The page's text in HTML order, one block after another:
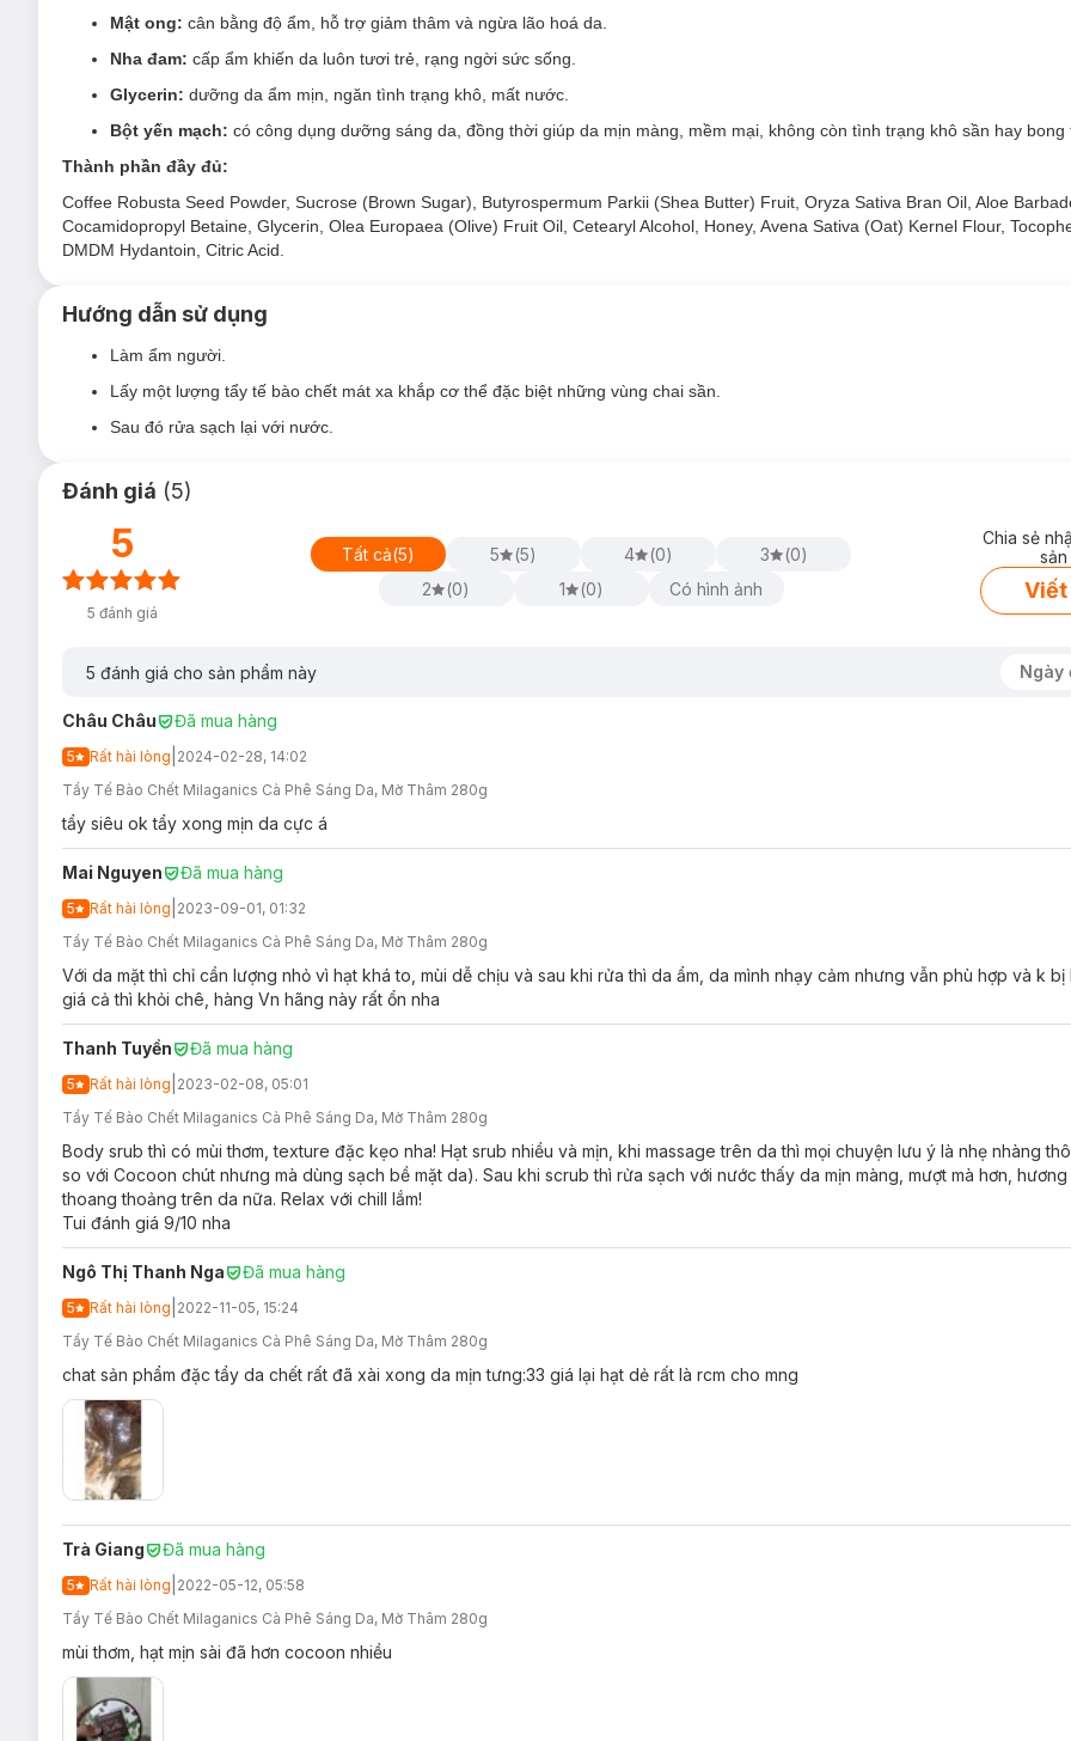
Sản phẩm phù hợp với mọi loại da.
Giải pháp cho tình trạng da:
Daxỉn màu & thâm sạm.
Ưu thế nổi bật:
Thành phầncà phêhạt mịn
màng và tươi sáng.
Thành phần tự nhiên như dầuOlive, dầu Cám Gạo, Vitamin E, Glycerin, Mật Ongvà nước Nha đamgiữ cho làn da đủ ẩm,
mịn, căng mướt.
Bột Yến Mạch, Vitamin E, dầu Olive, dầu Cám Gạo, Mật Ong
nhăn, lão hóa da.
Kết cấu hạt siêu mịn lấy đi tế bào chết một cách nhẹ nhàng mà không hề gay đau rát.
Độ an toàn:
Không paraben
Không chứa cồn
Bảo quản:
Nơi khô ráo thoáng mát.
Tránh ánh nắng trực tiếp, nơi có nhiệt độ cao hoặc ẩm ướt.
Đậy nắp kín sau khi sử dụng.
Thông số sản phẩm:
Dung tích:
Thương hiệu:
Sản xuất tại:Việt Nam.
Mật ong: cân bằng độ ẩm, hỗ trợ giảm thâm và ngừa lão hoá da.
Nha đam: cấp ẩm khiến da luôn tươi trẻ, rạng ngời sức sống.
Glycerin: dưỡng da ẩm mịn, ngăn tình trạng khô, mất nước.
Bột yến mạch: có công dụng dưỡng sáng da, đồng thời giúp da mịn màng, mềm mại, không còn tình trạng khô sần hay bong
Thành phần đầy đủ:
Coffee Robusta Seed Powder, Sucrose (Brown Sugar), Butyrospermum Parkii (Shea Butter) Fruit, Oryza Sativa Bran Oil, Aloe
Cocamidopropyl Betaine, Glycerin, Olea Europaea (Olive) Fruit Oil, Cetearyl Alcohol, Honey, Avena Sativa (Oat) Kernel Flour,
DMDM Hydantoin, Citric Acid.
Hướng dẫn sử dụng
Làm ẩm người.
Lấy một lượng tẩy tế bào chết mát xa khắp cơ thể đặc biệt những vùng chai sần.
Sau đó rửa sạch lại với nước.
Đánh giá (5)
5
5 đánh giá
Tất cả(5) 5 (5) 4 (0) 3 (0)
2
(0) 1 (0) Có hình ảnh
Chia sẻ
Viết
5 đánh giá cho sản phẩm này Ngày
Châu Châu Đã mua hàng
5 Rất hài lòng 2024-02-28, 14:02
Tẩy Tế Bào Chết Milaganics Cà Phê Sáng Da, Mờ Thâm 280g
tẩy siêu ok tẩy xong mịn da cực á
Mai Nguyen Đã mua hàng
5 Rất hài lòng 2023-09-01, 01:32
Tẩy Tế Bào Chết Milaganics Cà Phê Sáng Da, Mờ Thâm 280g
Với da mặt thì chỉ cần lượng nhỏ vì hạt khá to, mùi dễ chịu và sau khi rửa thì da ẩm, da mình nhạy cảm nhưng vẫn phù hợp và k bị
giá cả thì khỏi chê, hàng Vn hãng này rất ổn nha
Thanh Tuyền Đã mua hàng
5 Rất hài lòng 2023-02-08, 05:01
Tẩy Tế Bào Chết Milaganics Cà Phê Sáng Da, Mờ Thâm 280g
Body srub thì có mùi thơm, texture đặc kẹo nha! Hạt srub nhiều và mịn, khi massage trên da thì mọi chuyện lưu ý là nhẹ nhàng
so với Cocoon chút nhưng mà dùng sạch bề mặt da). Sau khi scrub thì rửa sạch với nước thấy da mịn màng, mượt mà hơn,
thoang thoảng trên da nữa. Relax với chill lắm!
Tui đánh giá 9/10 nha
Ngô Thị Thanh Nga Đã mua hàng
5 Rất hài lòng 2022-11-05, 15:24
Tẩy Tế Bào Chết Milaganics Cà Phê Sáng Da, Mờ Thâm 280g
chat sản phẩm đặc tẩy da chết rất đã xài xong da mịn tưng:33 giá lại hạt dẻ rất là rcm cho mng
Trà Giang Đã mua hàng
5 Rất hài lòng 2022-05-12, 05:58
Tẩy Tế Bào Chết Milaganics Cà Phê Sáng Da, Mờ Thâm 280g
mùi thơm, hạt mịn sài đã hơn cocoon nhiều